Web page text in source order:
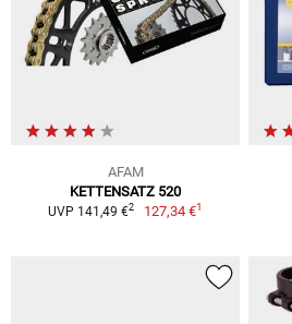
AFAM
KETTENSATZ 520
UVP 141,49 €2 127,34 €1